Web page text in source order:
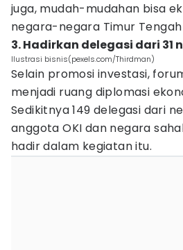
juga, mudah-mudahan bisa
negara-negara Timur Tengah
3. Hadirkan delegasi dari 31
Ilustrasi bisnis(pexels.com/Thirdman)
Selain promosi investasi,
menjadi ruang diplomasi
Sedikitnya 149 delegasi dari
anggota OKI dan negara
hadir dalam kegiatan itu.